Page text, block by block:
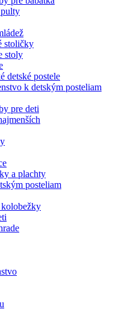
stoličky
stoly
detské postele
k detským posteliam
pre deti
a plachty
posteliam
kolobežky